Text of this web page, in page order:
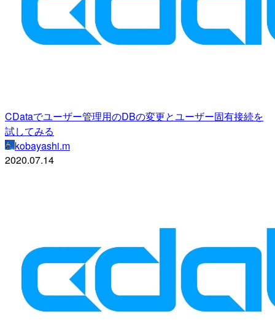
CDataでユーザー管理用のDBの変更とユーザー固有接続を
試してみる
kobayashi.m
2020.07.14